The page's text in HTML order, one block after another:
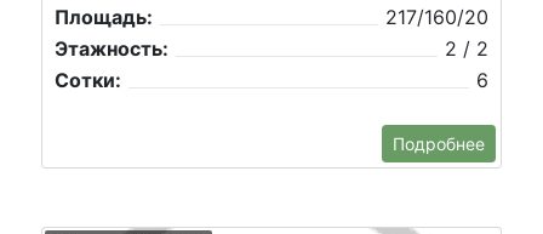
Площадь:
217/160/20
Этажность:
2 / 2
Сотки:
6
Подробнее